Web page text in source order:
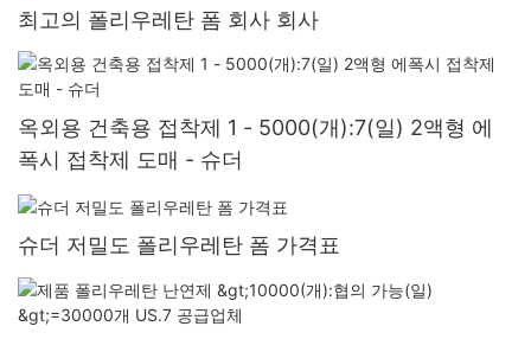
최고의 폴리우레탄 폼 회사 회사
옥외용 건축용 접착제 1 - 5000(개):7(일) 2액형 에
폭시 접착제 도매 - 슈더
슈더 저밀도 폴리우레탄 폼 가격표